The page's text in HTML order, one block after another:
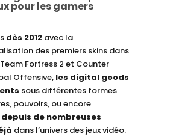
pour les gamers
dès 2012avec la
des premiers skins dans
Fortress 2 et Counter
Offensive,les digital goods
sous différentes formes
pouvoirs, ou encore
depuis de nombreuses
dans l’univers des jeux vidéo.